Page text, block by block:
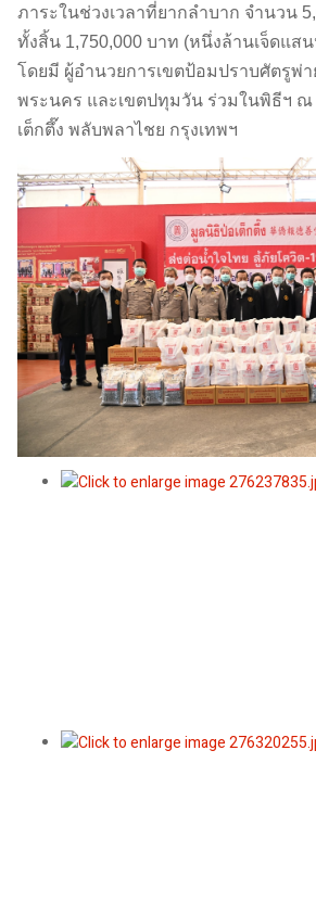
ภาระในช่วงเวลาที่ยากลำบาก จำนวน
ทั้งสิ้น 1,750,000 บาท (หนึ่งล้านเจ็ดแ
โดยมี ผู้อำนวยการเขตป้อมปราบศัตรูพ่า
พระนคร และเขตปทุมวัน ร่วมในพิธีฯ
เต็กตึ๊ง พลับพลาไชย กรุงเทพฯ